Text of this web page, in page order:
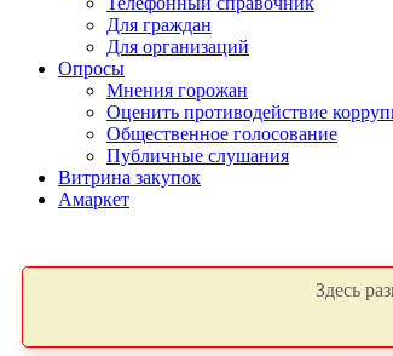
Для граждан
Для организаций
Опросы
Мнения горожан
Оценить противодействие
Общественное голосование
Публичные слушания
Витрина закупок
Амаркет
Здесь